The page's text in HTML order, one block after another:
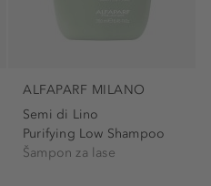
ALFAPARF MILANO
Semi di Lino
Purifying Low Shampoo
Šampon za lase